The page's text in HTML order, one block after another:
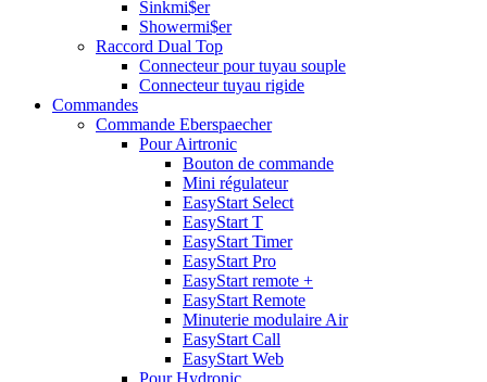
Sinkmi$er
Showermi$er
Raccord Dual Top
Connecteur pour tuyau souple
Connecteur tuyau rigide
Commandes
Commande Eberspaecher
Pour Airtronic
Bouton de commande
Mini régulateur
EasyStart Select
EasyStart T
EasyStart Timer
EasyStart Pro
EasyStart remote +
EasyStart Remote
Minuterie modulaire Air
EasyStart Call
EasyStart Web
Pour Hydronic